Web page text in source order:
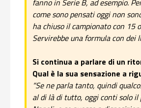
fanno in Serie B, ad esempio.
come sono pensati oggi non
ha chiuso il campionato con 15
Servirebbe una formula con
Si continua a parlare di un
Qual è la sua sensazione a
“Se ne parla tanto, quindi
al di là di tutto, oggi conti solo il